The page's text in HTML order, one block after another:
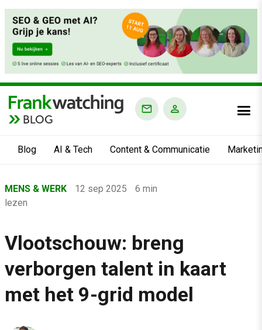
BLOG
Blog AI & Tech Content & Communicatie
›
Mens & Werk
›
Vlootschouw: breng verborgen talent in kaart met het 9-grid
MENS & WERK 12 sep 2025
6 min
lezen
Vlootschouw: breng
verborgen talent in kaart
met het 9-grid model